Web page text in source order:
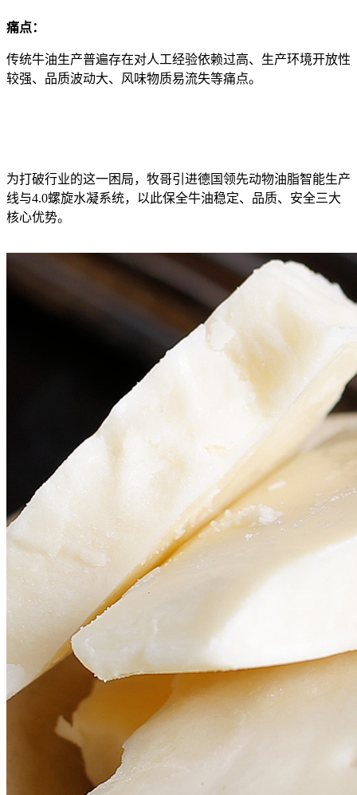
痛点：
传统牛油生产普遍存在对人工经验依赖过高、生产环境开放性
较强、品质波动大、风味物质易流失等痛点。
为打破行业的这一困局，牧哥引进德国领先动物油脂智能生产
线与4.0螺旋水凝系统，以此保全牛油稳定、品质、安全三大
核心优势。